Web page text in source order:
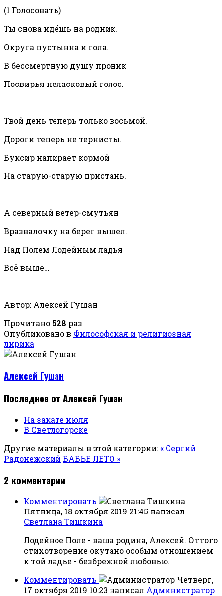
(1 Голосовать)
Ты снова идёшь на родник.
Округа пустынна и гола.
В бессмертную душу проник
Посвирья неласковый голос.
Твой день теперь только восьмой.
Дороги теперь не тернисты.
Буксир напирает кормой
На старую-старую пристань.
А северный ветер-смутьян
Вразвалочку на берег вышел.
Над Полем Лодейным ладья
Всё выше…
Автор: Алексей Гушан
Прочитано 528 раз
Опубликовано в Философская и религиозная
лирика
Алексей Гушан
Последнее от Алексей Гушан
На закате июля
В Светлогорске
Другие материалы в этой категории:« Сергий
Радонежский БАБЬЕ ЛЕТО »
2 комментарии
Комментировать
Пятница, 18 октября 2019 21:45 написал
Светлана Тишкина
Лодейное Поле - ваша родина, Алексей. Оттого
стихотворение окутано особым отношением
к той ладье - безбрежной любовью.
Комментировать
Четверг,
17 октября 2019 10:23 написал Администратор